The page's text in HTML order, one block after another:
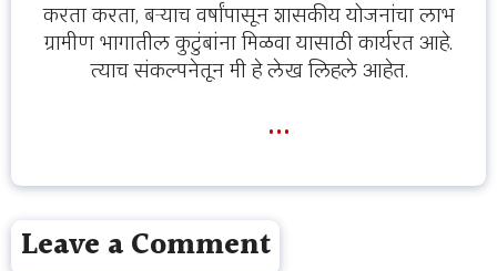
करता करता, बऱ्याच वर्षांपासून शासकीय योजनांचा लाभ
ग्रामीण भागातील कुटुंबांना मिळवा यासाठी कार्यरत आहे.
त्याच संकल्पनेतून मी हे लेख लिहले आहेत.
...
Leave a Comment